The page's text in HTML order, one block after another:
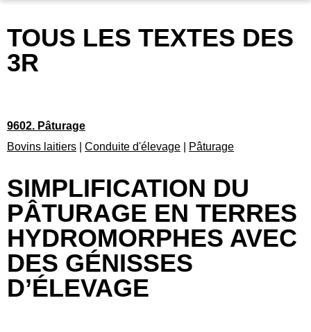
TOUS LES TEXTES DES
3R
9602. Pâturage
Bovins laitiers
Conduite d'élevage Pâturage
SIMPLIFICATION DU
PÂTURAGE EN TERRES
HYDROMORPHES AVEC
DES GÉNISSES
D’ÉLEVAGE